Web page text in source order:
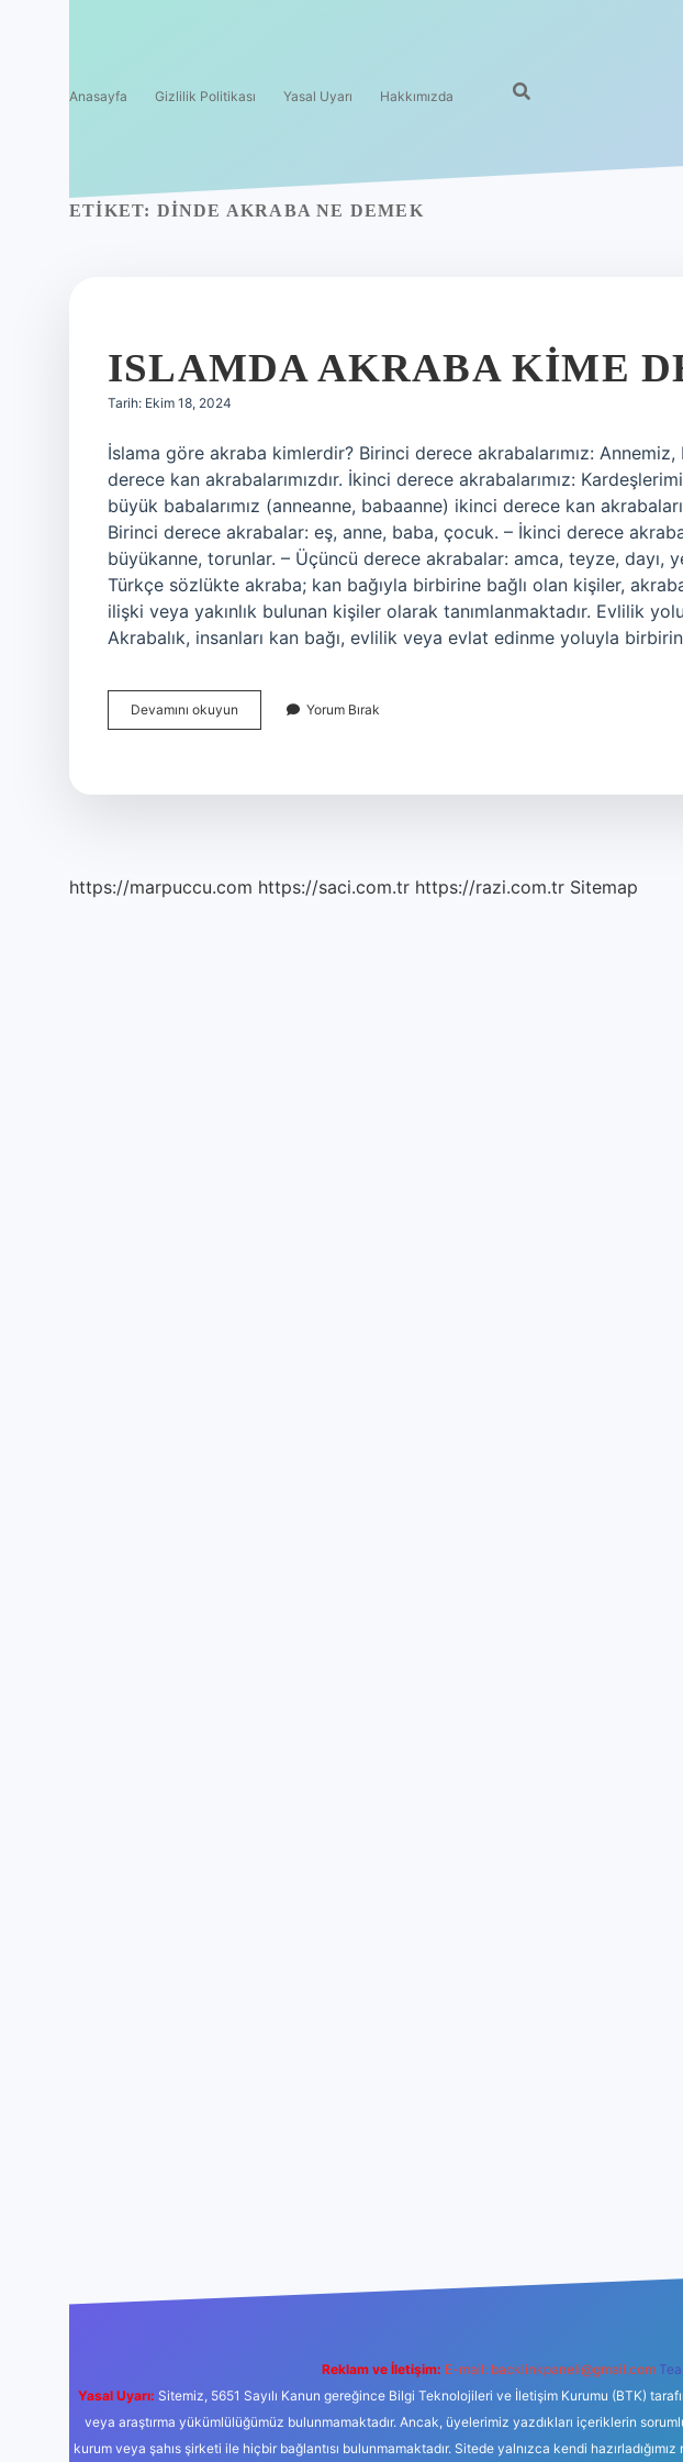
Anasayfa Gizlilik Politikası Yasal Uyarı Hakkımızda
ETIKET: DINDE AKRABA NE DEMEK
ISLAMDA AKRABA KIME
Tarih: Ekim 18, 2024
İslama göre akraba kimlerdir? Birinci derece akrabalarımız: Annemiz,
derece kan akrabalarımızdır. İkinci derece akrabalarımız:
büyük babalarımız (anneanne, babaanne) ikinci derece kan
Birinci derece akrabalar: eş, anne, baba, çocuk. – İkinci derece
büyükanne, torunlar. – Üçüncü derece akrabalar: amca, teyze, dayı,
Türkçe sözlükte akraba; kan bağıyla birbirine bağlı olan kişiler,
ilişki veya yakınlık bulunan kişiler olarak tanımlanmaktadır. Evlilik
Akrabalık, insanları kan bağı, evlilik veya evlat edinme yoluyla
Devamını okuyun
Akraba
Yorum Bırak
https://marpuccu.com https://saci.com.tr https://razi.com.tr Sitemap
Reklam ve İletişim: E-mail: backlinkpaneli@gmail.com
Yasal Uyarı: Sitemiz, 5651 Sayılı Kanun gereğince Bilgi Teknolojileri ve İletişim Kurumu (BTK)
veya araştırma yükümlülüğümüz bulunmamaktadır. Ancak, üyelerimiz yazdıkları içeriklerin
kurum veya şahıs şirketi ile hiçbir bağlantısı bulunmamaktadır. Sitede yalnızca kendi